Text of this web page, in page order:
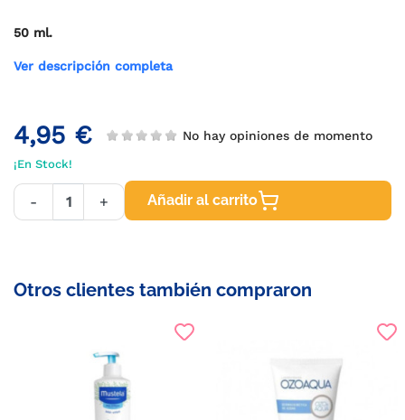
50 ml.
Ver descripción completa
4,95 € No hay opiniones de momento
¡En Stock!
- + Añadir al carrito
Otros clientes también compraron